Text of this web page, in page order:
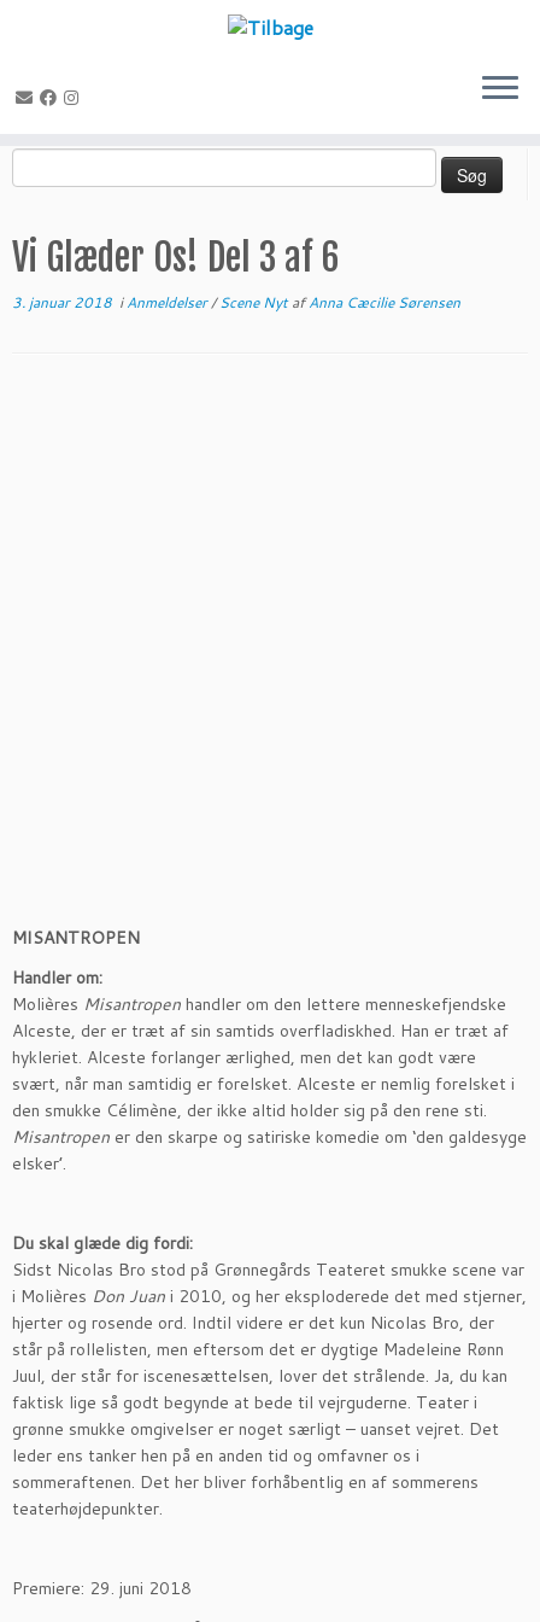
indhold
efter:
Vi Glæder Os! Del 3 af 6
3. januar 2018 iAnmeldelser/Scene NytafAnna Cæcilie Sørensen
MISANTROPEN
Handler om:
Molières Misantropen handler om den lettere menneskefjendske
Alceste, der er træt af sin samtids overfladiskhed. Han er træt af
hykleriet. Alceste forlanger ærlighed, men det kan godt være
svært, når man samtidig er forelsket. Alceste er nemlig forelsket i
den smukke Célimène, der ikke altid holder sig på den rene sti.
Misantropen er den skarpe og satiriske komedie om ‘den galdesyge
elsker’.
Du skal glæde dig fordi:
Sidst Nicolas Bro stod på Grønnegårds Teateret smukke scene var
i Molières Don Juan i 2010, og her eksploderede det med stjerner,
hjerter og rosende ord. Indtil videre er det kun Nicolas Bro, der
står på rollelisten, men eftersom det er dygtige Madeleine Rønn
Juul, der står for iscenesættelsen, lover det strålende. Ja, du kan
faktisk lige så godt begynde at bede til vejrguderne. Teater i
grønne smukke omgivelser er noget særligt – uanset vejret. Det
leder ens tanker hen på en anden tid og omfavner os i
sommeraftenen. Det her bliver forhåbentlig en af sommerens
teaterhøjdepunkter.
Premiere: 29. juni 2018